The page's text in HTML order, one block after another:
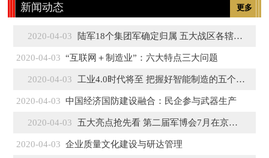
更多
新闻动态
2020-04-03 陆军18个集团军确定归属 五大战区各辖3至5个
2020-04-03 “互联网＋制造业”：六大特点三大问题
2020-04-03 工业4.0时代将至 把握好智能制造的五个特征
2020-04-03 中国经济国防建设融合：民企参与武器生产
2020-04-03 五大亮点抢先看 第二届军博会7月在京盛大开幕
2020-04-03 企业质量文化建设与研达管理